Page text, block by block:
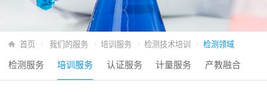
首页 我们的服务 培训服务 检测技术培训 检测领域
检测服务 培训服务 认证服务 计量服务 产教融合